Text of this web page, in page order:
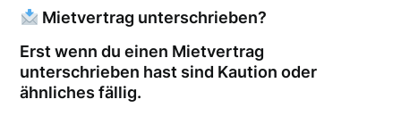
Mietvertrag unterschrieben?
Erst wenn du einen Mietvertrag
unterschrieben hast sind Kaution oder
ähnliches fällig.